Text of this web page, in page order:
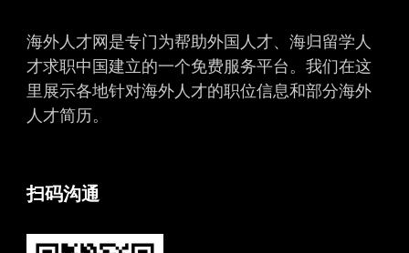
海外人才网是专门为帮助外国人才、海归留学人
才求职中国建立的一个免费服务平台。我们在这
里展示各地针对海外人才的职位信息和部分海外
人才简历。
扫码沟通